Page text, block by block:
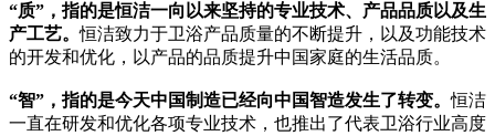
“质”，指的是恒洁一向以来坚持的专业技术、产品品质以及生
产工艺。恒洁致力于卫浴产品质量的不断提升，以及功能技术
的开发和优化，以产品的品质提升中国家庭的生活品质。
“智”，指的是今天中国制造已经向中国智造发生了转变。恒洁
一直在研发和优化各项专业技术，也推出了代表卫浴行业高度